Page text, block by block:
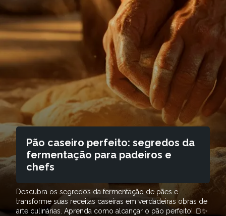
Pão caseiro perfeito: segredos da
fermentação para padeiros e
chefs
Descubra os segredos da fermentação de pães e
transforme suas receitas caseiras em verdadeiras obras de
arte culinárias. Aprenda como alcançar o pão perfeito! 🍞✨